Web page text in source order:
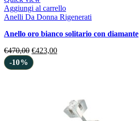
Aggiungi al carrello
Anelli Da Donna Rigenerati
anello oro bianco solitario con diamante
€470,00 €423,00
-10%